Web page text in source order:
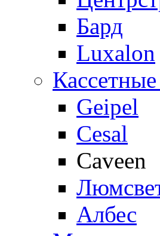
Бард
Luxalon
Geipel
Cesal
Caveen
Албес